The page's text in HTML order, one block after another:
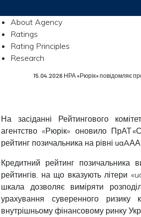
About Agency
Ratings
Rating Principles
Research
15.04.2026 НРА «Рюрік» повідомляє
На засіданні Рейтингового
агентство «Рюрік» оновило ПрАТ
рейтинг позичальника на рівні uaAАА
Кредитний рейтинг позичальника
рейтингів, на що вказують літери
шкала дозволяє виміряти
урахування суверенного
внутрішньому фінансовому ринку